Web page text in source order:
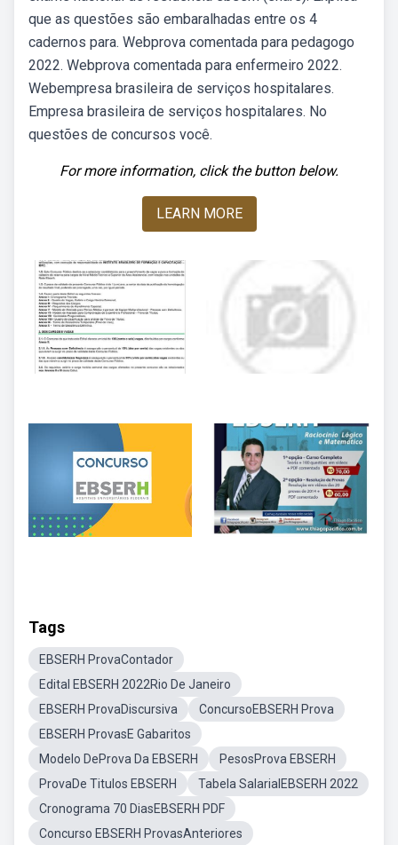
que as questões são embaralhadas entre os 4
cadernos para. Webprova comentada para pedagogo
2022. Webprova comentada para enfermeiro 2022.
Webempresa brasileira de serviços hospitalares.
Empresa brasileira de serviços hospitalares. No
questões de concursos você.
For more information, click the button below.
LEARN MORE
Tags
EBSERH ProvaContador
Edital EBSERH 2022Rio De Janeiro
EBSERH ProvaDiscursiva
ConcursoEBSERH Prova
EBSERH ProvasE Gabaritos
Modelo DeProva Da EBSERH
PesosProva EBSERH
ProvaDe Titulos EBSERH
Tabela SalarialEBSERH 2022
Cronograma 70 DiasEBSERH PDF
Concurso EBSERH ProvasAnteriores